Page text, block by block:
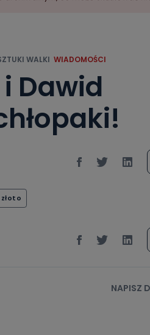
WALKI WIADOMOŚCI
Dawid
złoto
NAPISZ